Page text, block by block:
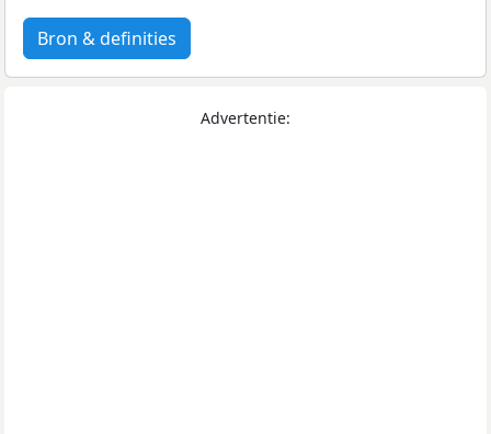
Bron & definities
Advertentie: